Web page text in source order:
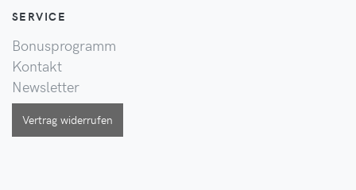
SERVICE
Bonusprogramm
Kontakt
Newsletter
Vertrag widerrufen